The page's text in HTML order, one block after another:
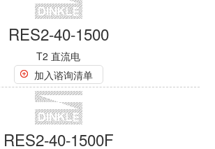
T2 直流电
加入谘询清单
RES2-40-110F
T2 直流电
加入谘询清单